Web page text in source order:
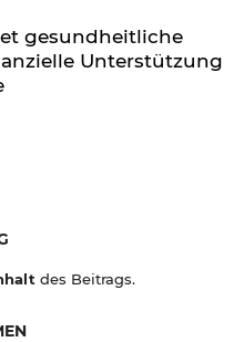
gesundheitliche
Unterstützung
des Beitrags.